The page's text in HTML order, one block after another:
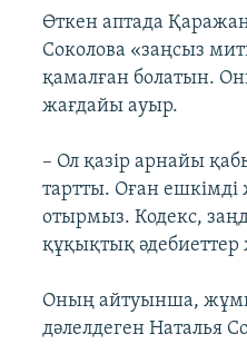
Өткен аптада
Соколова «заңсыз
қамалған болатын.
жағдайы ауыр.
– Ол қазір арнайы
тартты. Оған
отырмыз. Кодекс,
құқықтық
Оның айтуынша,
дәлелдеген Наталья